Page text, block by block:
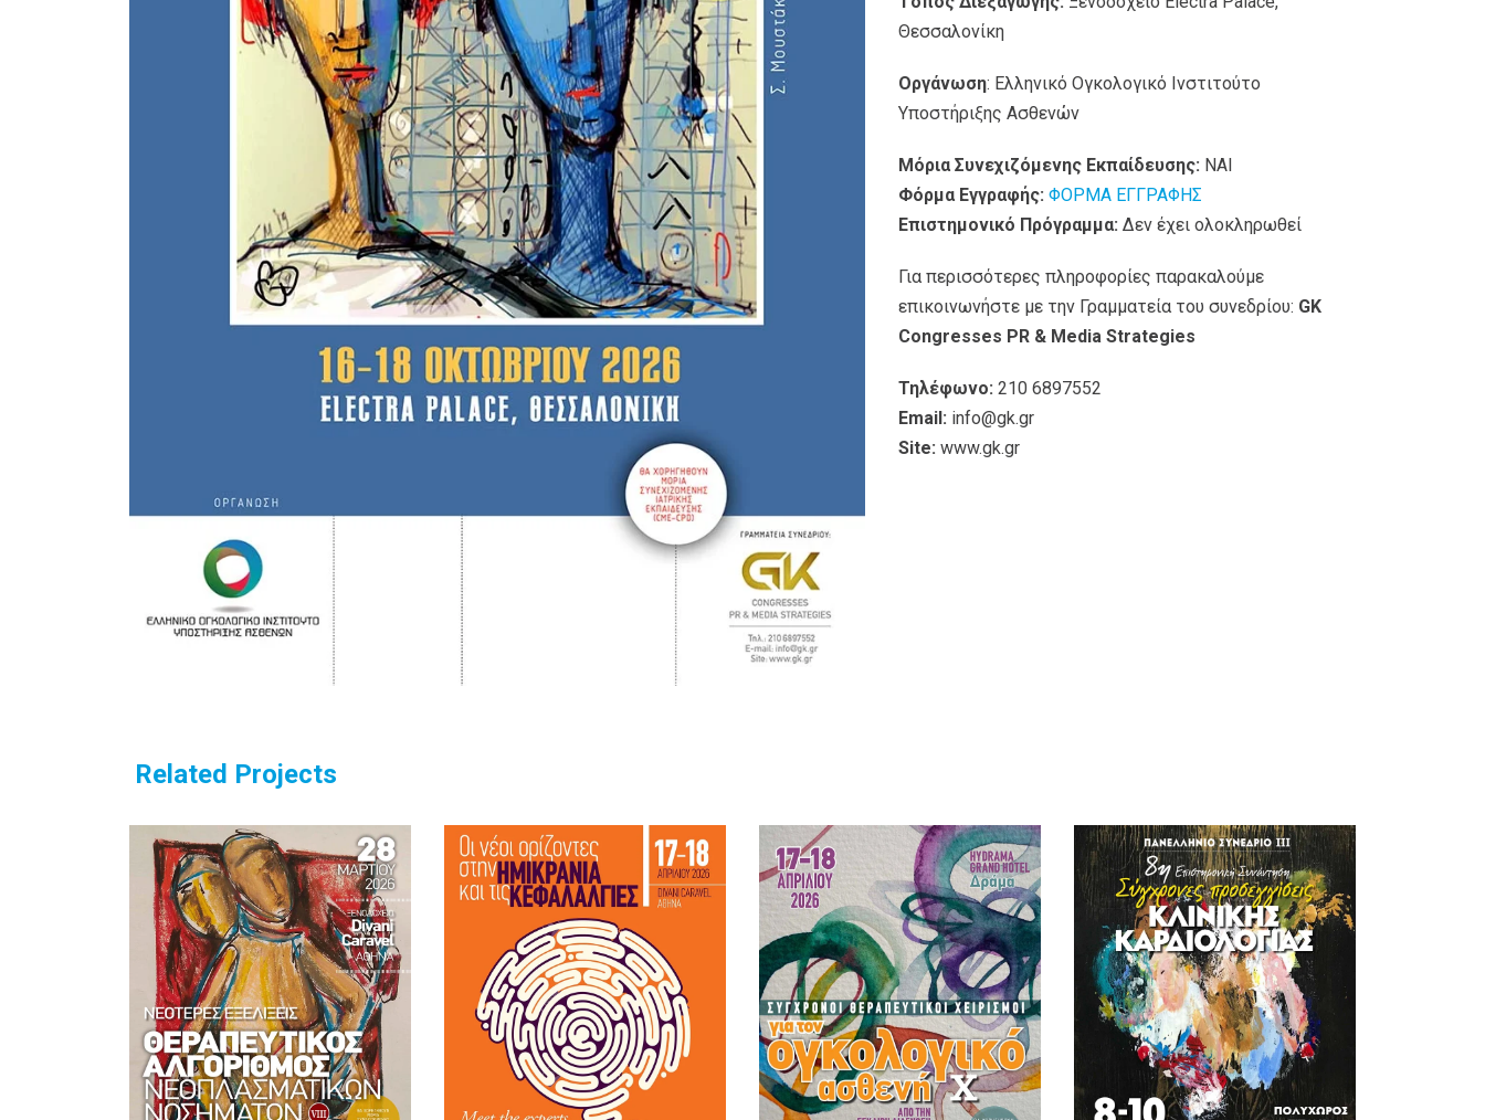
Θεσσαλονίκη
Οργάνωση: Ελληνικό Ογκολογικό Ινστιτούτο
Υποστήριξης Ασθενών
Μόρια Συνεχιζόμενης Εκπαίδευσης: ΝΑΙ
Φόρμα Εγγραφής: ΦΟΡΜΑ ΕΓΓΡΑΦΗΣ
Επιστημονικό Πρόγραμμα: Δεν έχει ολοκληρωθεί
Για περισσότερες πληροφορίες παρακαλούμε
επικοινωνήστε με την Γραμματεία του συνεδρίου: GK
Congresses PR & Media Strategies
Τηλέφωνο: 210 6897552
Email: info@gk.gr
Site: www.gk.gr
Related Projects